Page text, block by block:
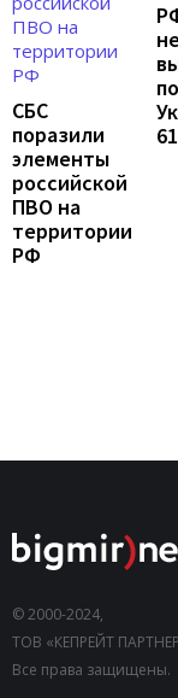
СБС
поразили
элементы
российской
ПВО на
территории
РФ
по
© 2000-2024,
ТОВ «КЕПРЕЙТ
Все права защищены.